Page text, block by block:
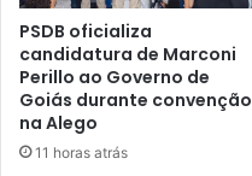
PSDB oficializa
candidatura de Marconi
Perillo ao Governo de
Goiás durante convenção
na Alego
11 horas atrás